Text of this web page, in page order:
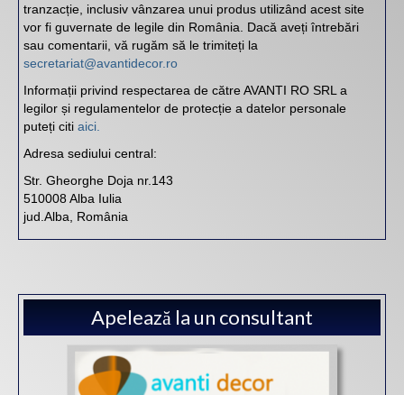
tranzacție, inclusiv vânzarea unui produs utilizând acest site
vor fi guvernate de legile din România. Dacă aveți întrebări
sau comentarii, vă rugăm să le trimiteți la
secretariat@avantidecor.ro
Informații privind respectarea de către AVANTI RO SRL a
legilor și regulamentelor de protecție a datelor personale
puteți citi aici.
Adresa sediului central:
Str. Gheorghe Doja nr.143
510008 Alba Iulia
jud.Alba, România
Apelează la un consultant